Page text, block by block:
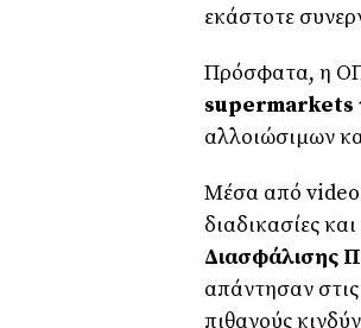
εκάστοτε
Πρόσφατα, η
supermarkets
αλλοιώσιμων
Μέσα από video
διαδικασίες και
Διασφάλισης
απάντησαν
πιθανούς